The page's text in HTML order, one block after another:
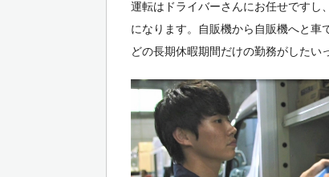
運転はドライバーさんにお任せですし
になります。自販機から自販機へと車
どの長期休暇期間だけの勤務がしたい